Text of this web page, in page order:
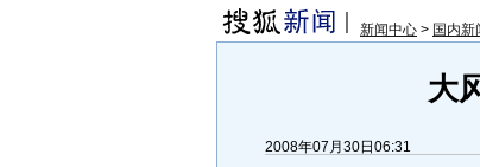
新闻中心 > 国内新
大
2008年07月30日06:31